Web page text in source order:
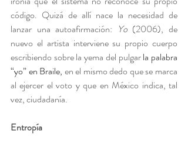
código. Quizá de allí nace la necesidad de
lanzar una autoafirmación: Yo (2006), de
nuevo el artista interviene su propio cuerpo
escribiendo sobre la yema del pulgar la palabra
“yo” en Braile, en el mismo dedo que se marca
al ejercer el voto y que en México indica, tal
vez, ciudadanía.
Entropía